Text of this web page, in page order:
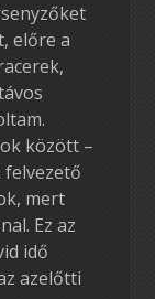
előre a
között –
felvezető
mert
Ez az
idő
azelőtti